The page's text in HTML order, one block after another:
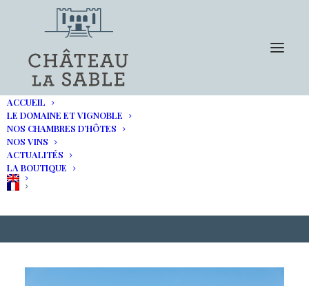
ACCUEIL
LE DOMAINE ET VIGNOBLE
NOS CHAMBRES D’HÔTES
NOS VINS
ACTUALITÉS
LA BOUTIQUE
DECANTER Magazine : La
Provence en train ou en